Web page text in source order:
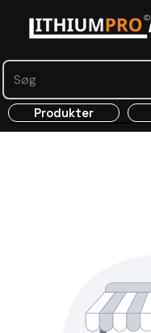
Produkter